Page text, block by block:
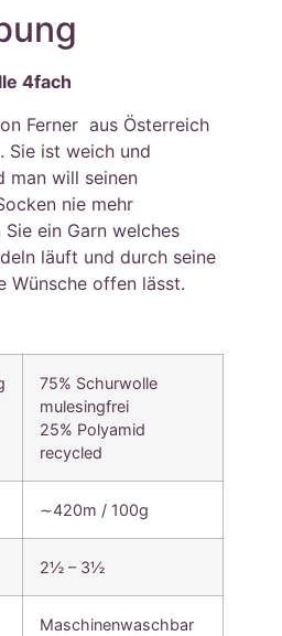
4fach
Ferner aus Österreich
Sie ist weich und
man will seinen
nie mehr
ein Garn welches
läuft und durch seine
Wünsche offen lässt.
75% Schurwolle
mulesingfrei
25% Polyamid
recycled
∼420m / 100g
2½ – 3½
Maschinenwaschbar